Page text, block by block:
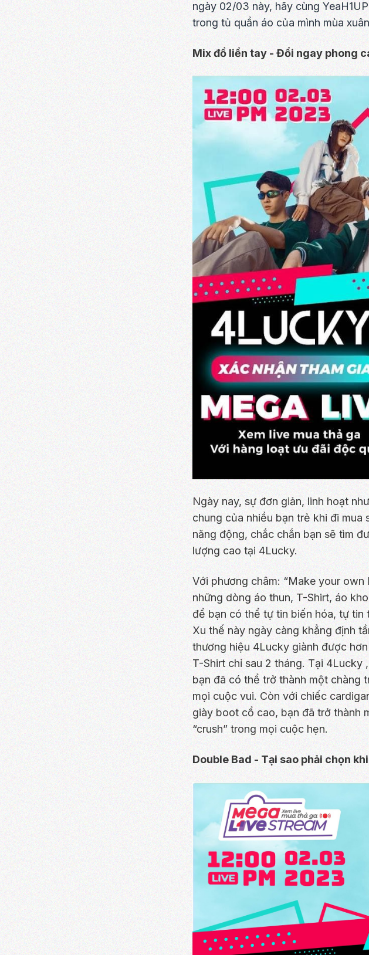
ngày 02/03 này, hãy cùng
trong tủ quần áo của mình mùa
Mix đồ liền tay - Đổi ngay phong
Ngày nay, sự đơn giản, linh hoạt
chung của nhiều bạn trẻ khi đi mua
năng động, chắc chắn bạn sẽ tìm
lượng cao tại 4Lucky.
Với phương châm: “Make your
những dòng áo thun, T-Shirt, áo
để bạn có thể tự tin biến hóa, tự tin
Xu thế này ngày càng khẳng định
thương hiệu 4Lucky giành được
T-Shirt chỉ sau 2 tháng. Tại 4Lucky
bạn đã có thể trở thành một chàng
mọi cuộc vui. Còn với chiếc
giày boot cổ cao, bạn đã trở thành
“crush” trong mọi cuộc hẹn.
Double Bad - Tại sao phải chọn